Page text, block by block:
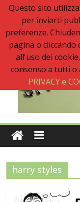
Buon Anno 2020,
Come gestire la
Qual è il numero
La sfortuna mi
Il 2020 anno
harry styles
Questo sito
per inviarti
preferenze.
pagina o
all'uso dei
consenso a tutti o
PRIVACY e